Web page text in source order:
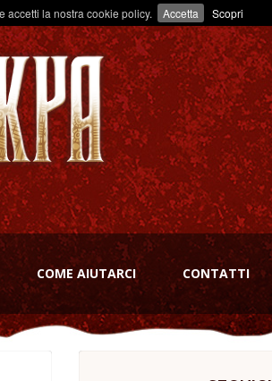
accetti la nostra cookie policy. Accetta Scopri
COME AIUTARCI CONTATTI